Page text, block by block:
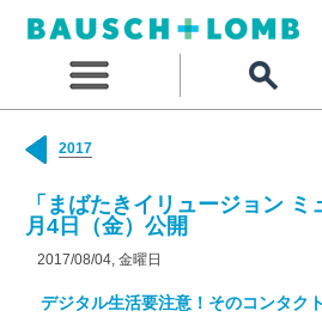
2017
「まばたきイリュージョン ミ
月4日（金）公開
2017/08/04, 金曜日
デジタル生活要注意！そのコンタク